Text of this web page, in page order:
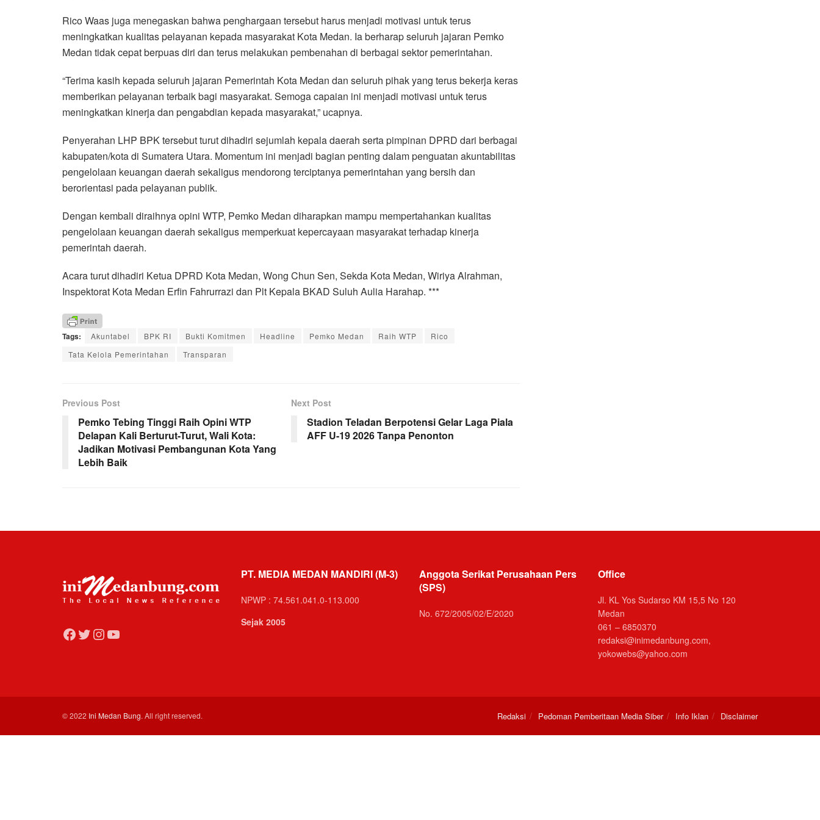
Rico Waas juga menegaskan bahwa penghargaan tersebut harus menjadi motivasi untuk terus
meningkatkan kualitas pelayanan kepada masyarakat Kota Medan. Ia berharap seluruh jajaran Pemko
Medan tidak cepat berpuas diri dan terus melakukan pembenahan di berbagai sektor pemerintahan.
“Terima kasih kepada seluruh jajaran Pemerintah Kota Medan dan seluruh pihak yang terus bekerja keras
memberikan pelayanan terbaik bagi masyarakat. Semoga capaian ini menjadi motivasi untuk terus
meningkatkan kinerja dan pengabdian kepada masyarakat,” ucapnya.
Penyerahan LHP BPK tersebut turut dihadiri sejumlah kepala daerah serta pimpinan DPRD dari berbagai
kabupaten/kota di Sumatera Utara. Momentum ini menjadi bagian penting dalam penguatan akuntabilitas
pengelolaan keuangan daerah sekaligus mendorong terciptanya pemerintahan yang bersih dan
berorientasi pada pelayanan publik.
Dengan kembali diraihnya opini WTP, Pemko Medan diharapkan mampu mempertahankan kualitas
pengelolaan keuangan daerah sekaligus memperkuat kepercayaan masyarakat terhadap kinerja
pemerintah daerah.
Acara turut dihadiri Ketua DPRD Kota Medan, Wong Chun Sen, Sekda Kota Medan, Wiriya Alrahman,
Inspektorat Kota Medan Erfin Fahrurrazi dan Plt Kepala BKAD Suluh Aulia Harahap. ***
Tags: Akuntabel BPK RI Bukti Komitmen Headline Pemko Medan Raih WTP
Rico
Tata Kelola Pemerintahan
Transparan
Previous Post
Pemko Tebing Tinggi Raih Opini WTP
Delapan Kali Berturut-Turut, Wali Kota:
Jadikan Motivasi Pembangunan Kota Yang
Lebih Baik
Next Post
Stadion Teladan Berpotensi Gelar Laga Piala
AFF U-19 2026 Tanpa Penonton
Facebook
Twitter
Instagram
YouTube
PT. MEDIA MEDAN MANDIRI (M-3)
NPWP : 74.561.041.0-113.000
Sejak 2005
Anggota Serikat Perusahaan Pers
(SPS)
No. 672/2005/02/E/2020
Office
Jl. KL Yos Sudarso KM 15,5 No 120
Medan
061 – 6850370
redaksi@inimedanbung.com,
yokowebs@yahoo.com
Redaksi Pedoman Pemberitaan Media Siber Info Iklan Disclaimer
© 2022 Ini Medan Bung. All right reserved.